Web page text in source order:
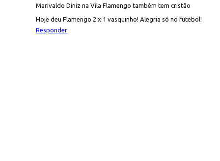
Marivaldo Diniz na Vila Flamengo também tem cristão
Hoje deu Flamengo 2 x 1 vasquinho! Alegria só no futebol!
Responder